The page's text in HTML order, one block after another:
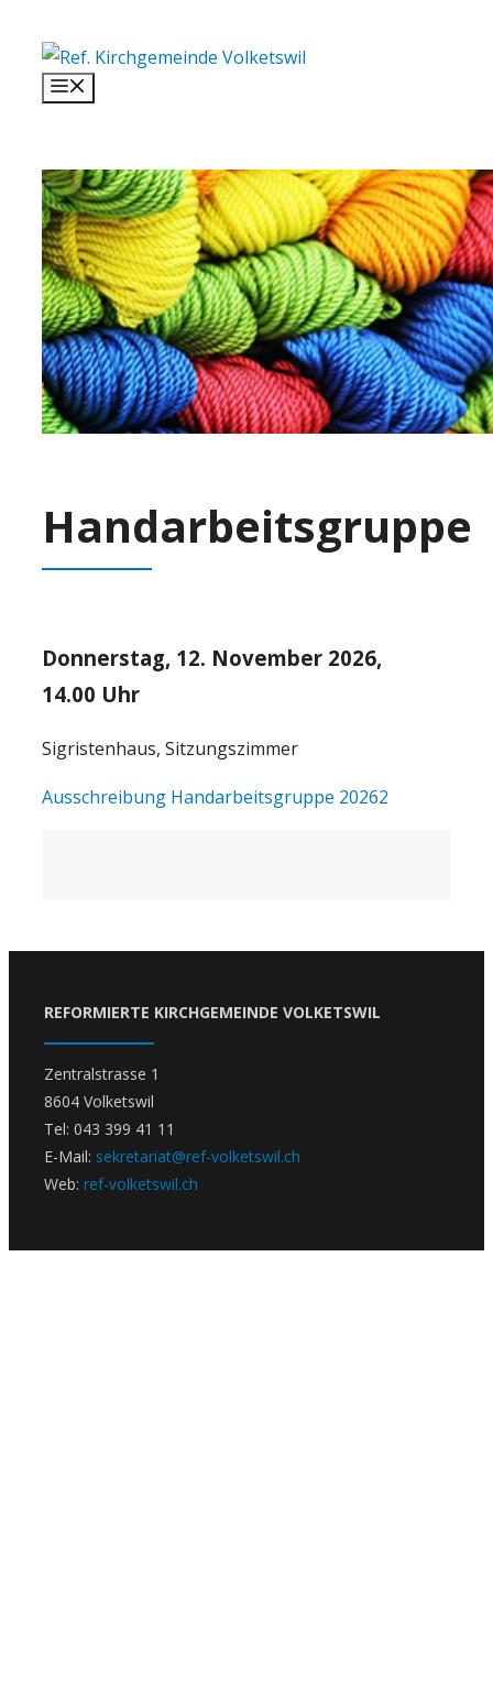
zum
Inhalt
Handarbeitsgruppe
Donnerstag, 12. November 2026,
14.00 Uhr
Sigristenhaus, Sitzungszimmer
Ausschreibung Handarbeitsgruppe 20262
REFORMIERTE KIRCHGEMEINDE VOLKETSWIL
Zentralstrasse 1
8604 Volketswil
Tel: 043 399 41 11
E-Mail: sekretariat@ref-volketswil.ch
Web: ref-volketswil.ch